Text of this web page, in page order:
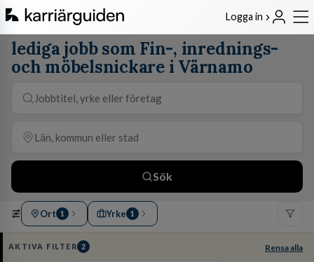
Logga in
lediga jobb som Fin-, inrednings-
och möbelsnickare i Värnamo
Sök
Ort 1 Yrke 1
AKTIVA FILTER 2 Rensa alla